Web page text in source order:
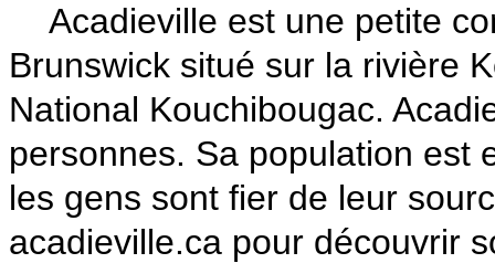
Acadieville est une petite
Brunswick situé sur la rivière
National Kouchibougac.
personnes. Sa population est
les gens sont fier de leur
acadieville.ca pour découvrir